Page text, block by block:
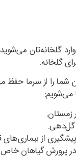
گلخانه‌تان
گلخانه.
شما را از سرما
می‌شویم:
زمستان.
گل‌دهی.
از بیماری‌های
پرورش گیاهان